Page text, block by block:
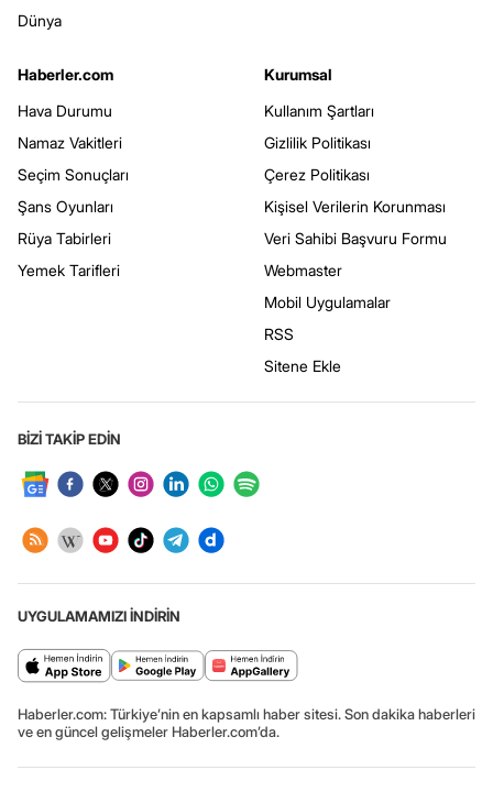
Dünya
Haberler.com
Hava Durumu
Namaz Vakitleri
Seçim Sonuçları
Şans Oyunları
Rüya Tabirleri
Yemek Tarifleri
Kurumsal
Kullanım Şartları
Gizlilik Politikası
Çerez Politikası
Kişisel Verilerin Korunması
Veri Sahibi Başvuru Formu
Webmaster
Mobil Uygulamalar
RSS
Sitene Ekle
BİZİ TAKİP EDİN
UYGULAMAMIZI İNDİRİN
Haberler.com: Türkiye’nin en kapsamlı haber sitesi. Son dakika haberleri
ve en güncel gelişmeler Haberler.com’da.